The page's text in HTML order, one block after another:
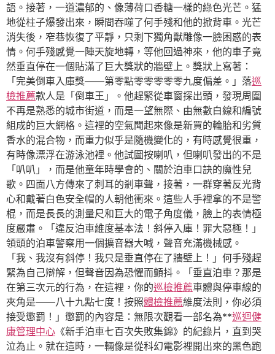
語。接著，一道濃郁的、像薄荷口香糖一樣的綠色光芒。猛
地從柱子爆發出來，瞬間吞噬了何手殘和他的掀背車。光芒
消失後，窄巷恢復了平靜，只剩下獨角獸雕像一臉困惑的表
情。何手殘感覺一陣天旋地轉，等他回過神來，他的車子竟
然垂直停在一個貼滿了巨大獎狀的牆壁上。獎狀上寫著：
「完美倒車入庫獎——第零點零零零零零九度偏差。」落巡
檢推薦款人是「倒車王」。他趕緊從車窗探出頭，發現周圍
不再是熟悉的城市街道，而是一望無際、由無數白線和編號
組成的巨大網格。這裡的空氣聞起來像是新買的輪胎和劣質
香水的混合物，而重力似乎是隨機變化的，有時感覺很重，
有時像漂浮在游泳池裡。他試圖按喇叭，但喇叭發出的不是
「叭叭」，而是他童年時學會的、關於泊車口訣的魔性兒
歌。四面八方傳來了刺耳的剎車聲，接著，一群穿著反光背
心和戴著白色安全帽的人朝他衝來。這些人手裡拿的不是警
棍，而是長長的測量尺和巨大的電子角度儀，臉上的表情極
度嚴肅。「違反泊車維度基本法！斜停入庫！罪大惡極！」
領頭的泊車警察用一個擴音器大喊，聲音充滿機械感。
「我、我沒有斜停！我只是垂直停在了牆壁上！」何手殘趕
緊為自己辯解，但聲音因為恐懼而顫抖。「垂直泊車？那是
在第三次元的行為，在這裡，你的巡檢推薦車體與停車線的
夾角是——八十九點七度！按照體檢推薦維度法則，你必須
接受懲罰！」懲罰的內容是：無限次觀看一部名為**巡迴健
康管理中心 《新手泊車七百次失敗集錦》的紀錄片，直到哭
泣為止。就在這時，一輛像是從科幻電影裡開出來的黑色跑